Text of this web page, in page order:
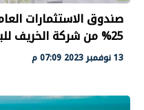
صندوق الاستثمارات
25% من شركة الخريف للبترول
13 نوفمبر 2023 07:09 م